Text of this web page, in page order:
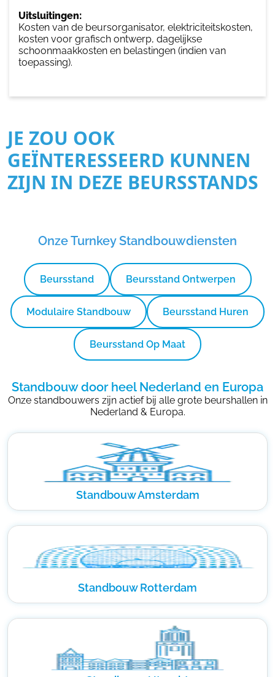
Uitsluitingen:
Kosten van de beursorganisator, elektriciteitskosten,
kosten voor grafisch ontwerp, dagelijkse
schoonmaakkosten en belastingen (indien van
toepassing).
JE ZOU OOK
GEÏNTERESSEERD KUNNEN
ZIJN IN DEZE BEURSSTANDS
Onze Turnkey Standbouwdiensten
Beursstand Beursstand Ontwerpen
Modulaire Standbouw Beursstand Huren
Beursstand Op Maat
Standbouw door heel Nederland en Europa
Onze standbouwers zijn actief bij alle grote beurshallen in
Nederland & Europa.
Standbouw Amsterdam
Standbouw Rotterdam